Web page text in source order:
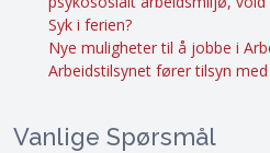
Syk i ferien?
Nye muligheter til å jobbe i
Arbeidstilsynet fører tilsyn
Vanlige Spørsmål